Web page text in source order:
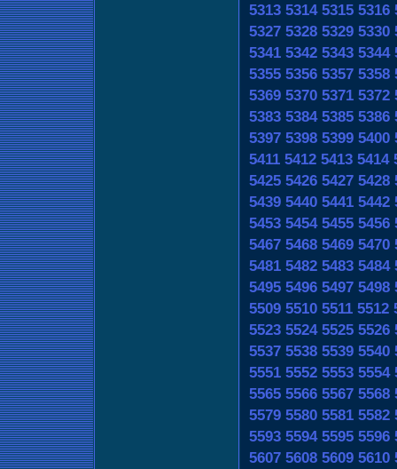
5313 5314 5315 5316
5327 5328 5329 5330
5341 5342 5343 5344
5355 5356 5357 5358
5369 5370 5371 5372
5383 5384 5385 5386
5397 5398 5399 5400
5411 5412 5413 5414
5425 5426 5427 5428
5439 5440 5441 5442
5453 5454 5455 5456
5467 5468 5469 5470
5481 5482 5483 5484
5495 5496 5497 5498
5509 5510 5511 5512
5523 5524 5525 5526
5537 5538 5539 5540
5551 5552 5553 5554
5565 5566 5567 5568
5579 5580 5581 5582
5593 5594 5595 5596
5607 5608 5609 5610